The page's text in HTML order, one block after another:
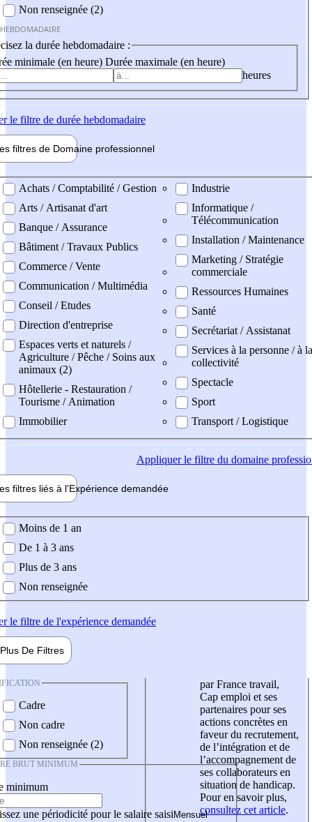
Non renseignée (2)
la durée hebdomadaire :
minimale (en heure) Durée maximale (en heure)
heures
le filtre de durée hebdomadaire
filtres de Domaine professionnel
professionel
Achats / Comptabilité / Gestion
Arts / Artisanat d'art
Banque / Assurance
Bâtiment / Travaux Publics
Commerce / Vente
Communication / Multimédia
Conseil / Etudes
Direction d'entreprise
Espaces verts et naturels /
Agriculture / Pêche / Soins aux
animaux (2)
Hôtellerie - Restauration /
Tourisme / Animation
Immobilier
Industrie
Informatique /
Télécommunication
Installation / Maintenance
Marketing / Stratégie
commerciale
Ressources Humaines
Santé
Secrétariat / Assistanat
Services à la personne / à la
collectivité
Spectacle
Sport
Transport / Logistique
Appliquerle filtre du domaine
filtres liés à l'Expérience demandée
demandée
Moins de 1 an
De 1 à 3 ans
Plus de 3 ans
Non renseignée
le filtre de l'expérience demandée
Plus De Filtres
Cadre
Non cadre
Non renseignée (2)
BRUT MINIMUM
minimum
une périodicité pour le salaire saisi
par France travail,
Cap emploi et ses
partenaires pour ses
actions concrètes en
faveur du recrutement,
de l’intégration et de
l’accompagnement de
ses collaborateurs en
situation de handicap.
Pour en savoir plus,
consultez cet article.